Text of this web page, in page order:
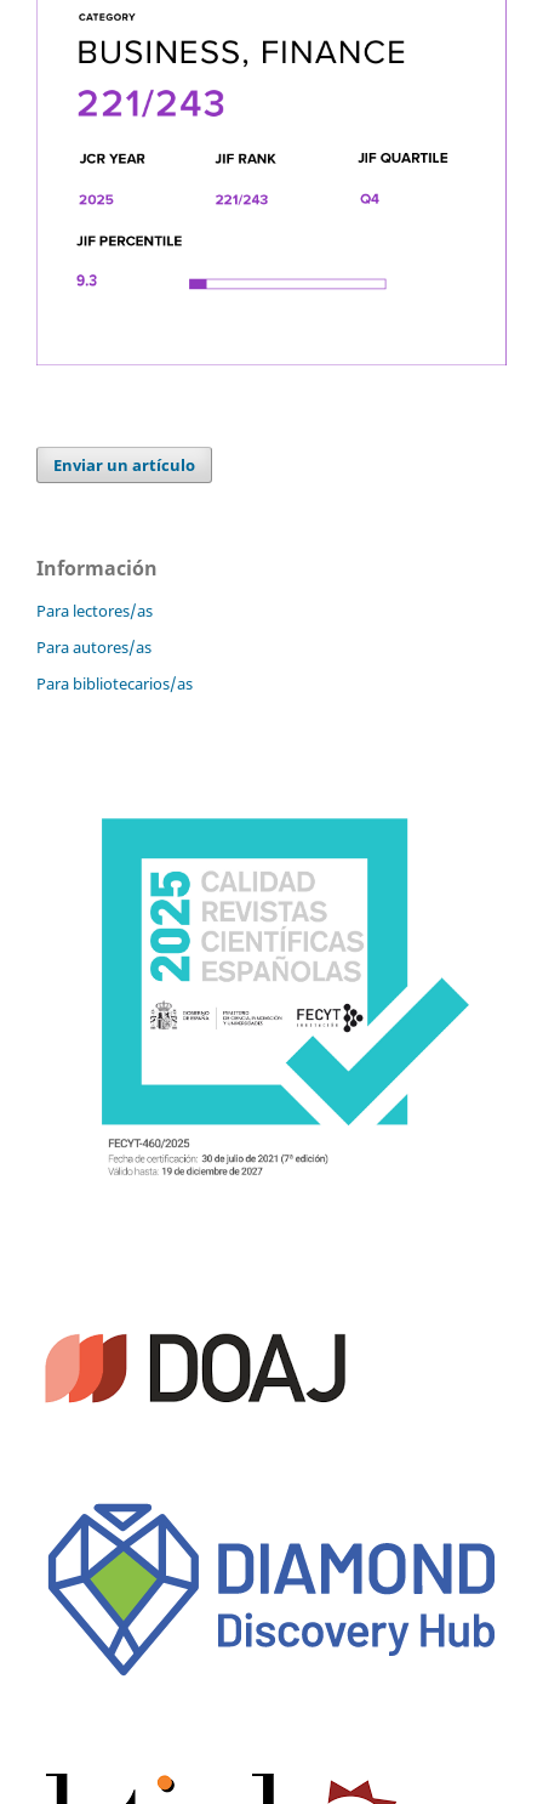
Enviar un artículo
Información
Para lectores/as
Para autores/as
Para bibliotecarios/as